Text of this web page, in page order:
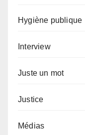
Hygiène publique
Interview
Juste un mot
Justice
Médias